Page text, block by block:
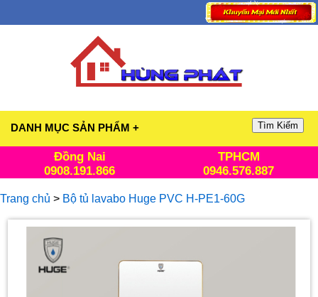
DANH MỤC SẢN PHẨM + Tìm Kiếm
Đồng Nai
0908.191.866
TPHCM
0946.576.887
Trang chủ > Bộ tủ lavabo Huge PVC H-PE1-60G